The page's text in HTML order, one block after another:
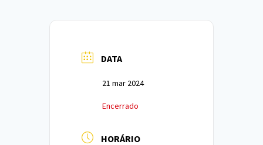
DATA
21 mar 2024
Encerrado
HORÁRIO